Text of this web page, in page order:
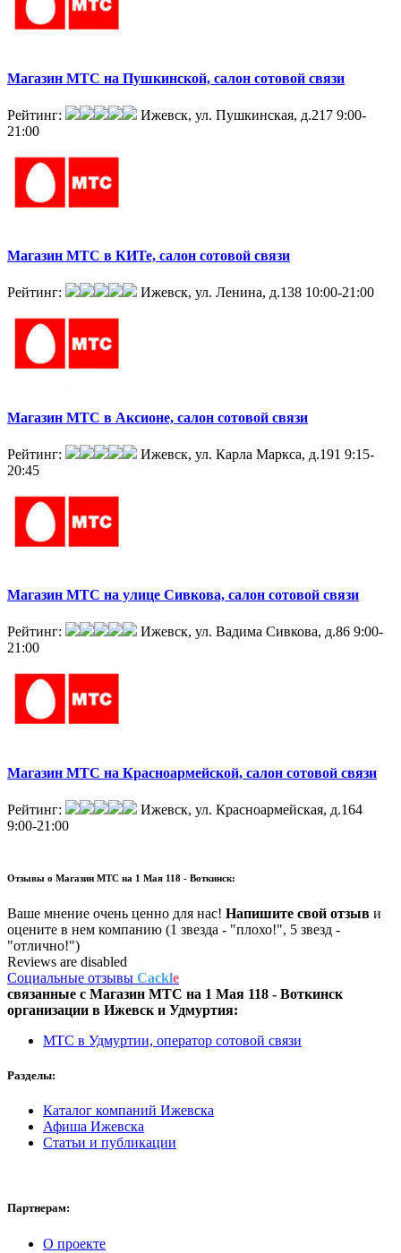
Магазин МТС на Пушкинской, салон сотовой связи
Рейтинг: Ижевск, ул. Пушкинская, д.217 9:00-
21:00
Магазин МТС в КИТе, салон сотовой связи
Рейтинг: Ижевск, ул. Ленина, д.138 10:00-21:00
Магазин МТС в Аксионе, салон сотовой связи
Рейтинг: Ижевск, ул. Карла Маркса, д.191 9:15-
20:45
Магазин МТС на улице Сивкова, салон сотовой связи
Рейтинг: Ижевск, ул. Вадима Сивкова, д.86 9:00-
21:00
Магазин МТС на Красноармейской, салон сотовой связи
Рейтинг:
Ижевск, ул. Красноармейская, д.164
9:00-21:00
Отзывы о Магазин МТС на 1 Мая 118 - Воткинск:
Ваше мнение очень ценно для нас! Напишите свой отзыв и
оцените в нем компанию (1 звезда - "плохо!", 5 звезд -
"отлично!")
Reviews are disabled
Социальные отзывы Cackle
связанные с Магазин МТС на 1 Мая 118 - Воткинск
организации в Ижевск и Удмуртия:
МТС в Удмуртии, оператор сотовой связи
Разделы:
Каталог компаний Ижевска
Афиша Ижевска
Статьи и публикации
Партнерам:
О проекте